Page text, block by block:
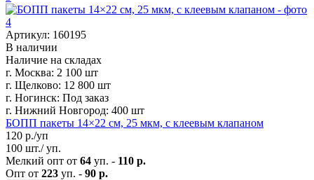
Артикул: 160195
В наличии
Наличие на складах
г. Москва: 2 100 шт
г. Щелково: 12 800 шт
г. Ногинск: Под заказ
г. Нижний Новгород: 400 шт
БОПП пакеты 14×22 см, 25 мкм, с клеевым клапаном
120 р./уп
100 шт./ уп.
Мелкий опт от 64 уп. - 110 р.
Опт от 223 уп. - 90 р.